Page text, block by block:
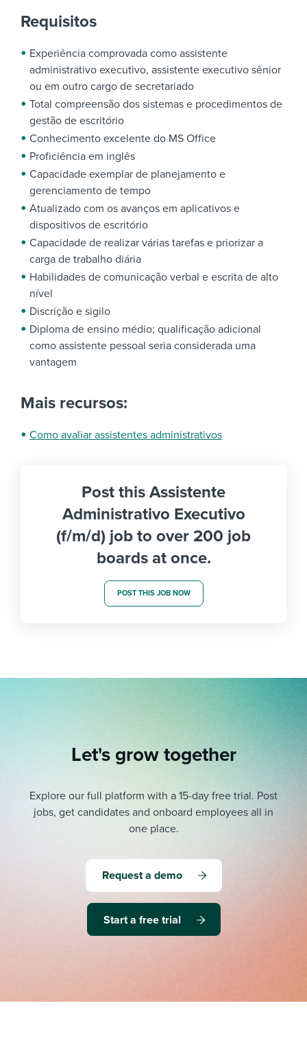
Requisitos
Experiência comprovada como assistente
administrativo executivo, assistente executivo sênior
ou em outro cargo de secretariado
Total compreensão dos sistemas e procedimentos de
gestão de escritório
Conhecimento excelente do MS Office
Proficiência em inglês
Capacidade exemplar de planejamento e
gerenciamento de tempo
Atualizado com os avanços em aplicativos e
dispositivos de escritório
Capacidade de realizar várias tarefas e priorizar a
carga de trabalho diária
Habilidades de comunicação verbal e escrita de alto
nível
Discrição e sigilo
Diploma de ensino médio; qualificação adicional
como assistente pessoal seria considerada uma
vantagem
Mais recursos:
Como avaliar assistentes administrativos
Post this Assistente
Administrativo Executivo
(f/m/d) job to over 200 job
boards at once.
POST THIS JOB NOW
Let's grow together
Explore our full platform with a 15-day free trial. Post
jobs, get candidates and onboard employees all in
one place.
Request a demo
Start a free trial